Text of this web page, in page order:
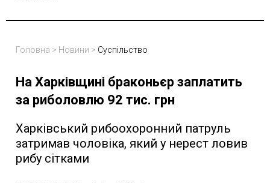
Головна > Новини > Суспільство
На Харківщині браконьєр заплатить
за риболовлю 92 тис. грн
Харківський рибоохоронний патруль
затримав чоловіка, який у нерест ловив
рибу сітками